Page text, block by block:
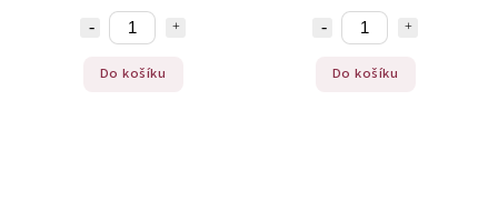
Do košíku Do košíku